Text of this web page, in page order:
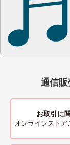
通信
お取引に
オンラインストア